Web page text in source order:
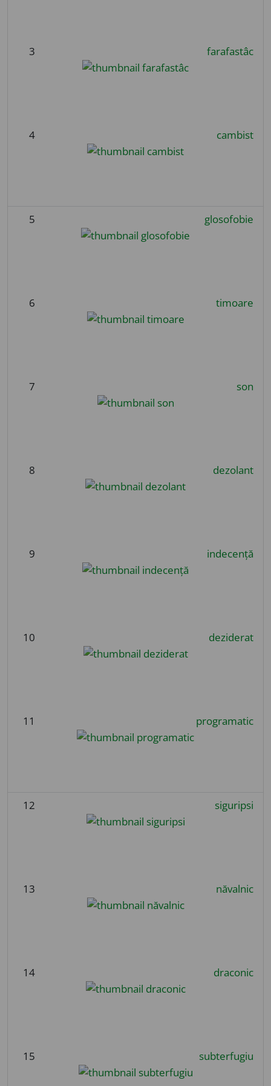
3 farafastâc
4 cambist
5 glosofobie
6 timoare
7 son
8 dezolant
9 indecență
10 deziderat
11 programatic
12 siguripsi
13 năvalnic
14 draconic
15 subterfugiu